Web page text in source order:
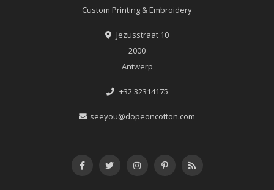
Custom Printing & Embroidery
Jezusstraat 10
2000
Antwerp
+32 32314175
seeyou@dopeoncotton.com